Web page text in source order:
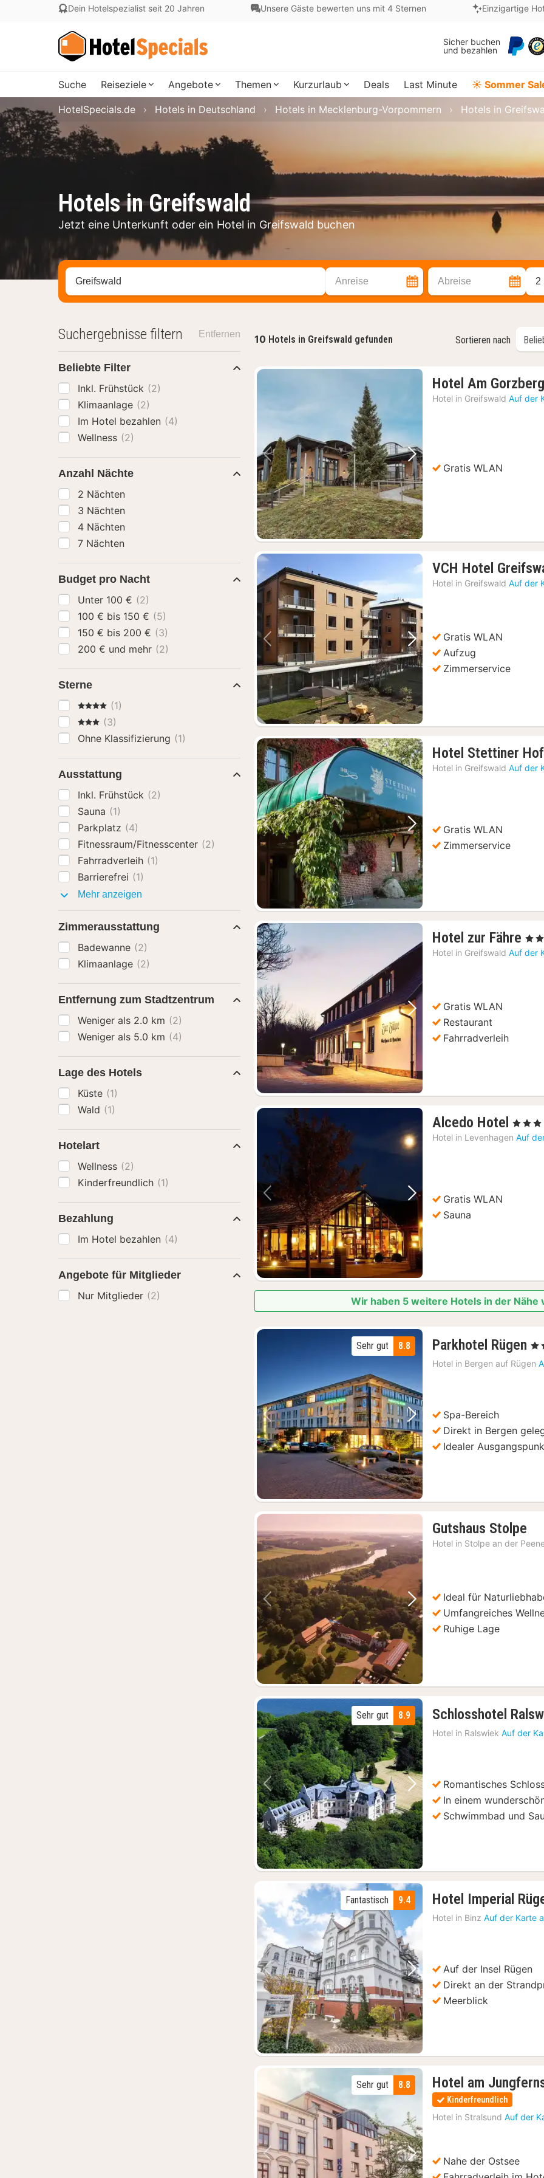
Dein Hotelspezialist seit 20 Jahren Unsere Gäste bewerten uns mit 4 Sternen Einzigartige
Sicher buchen
und bezahlen
Suche Reiseziele Angebote Themen Kurzurlaub Deals Last Minute ☀️ Sommer
Hotels in Greifswald
Jetzt eine Unterkunft oder ein Hotel in Greifswald buchen
HotelSpecials.de Hotels in Deutschland Hotels in Mecklenburg-Vorpommern Hotels in
Stadt, Region oder Hotel suchen Anreise Abreise 2
10 Hotels in Greifswald gefunden Sortieren nach
Vorheriges Bild Nächstes Bild
Hotel Am
Hotel in Greifswald Auf der
Gratis WLAN
Vorheriges Bild Nächstes Bild
VCH Hotel
Hotel in Greifswald Auf der
Gratis WLAN
Aufzug
Zimmerservice
Vorheriges Bild Nächstes Bild
Hotel Stettiner Hof1
Hotel in Greifswald Auf der
Gratis WLAN
Zimmerservice
Vorheriges Bild Nächstes Bild
Hotel zur Fähre 1
, 3
Hotel in Greifswald Auf der
Gratis WLAN
Restaurant
Fahrradverleih
Vorheriges Bild Nächstes Bild
Alcedo Hotel 1
, 3 Sterne
Hotel in Levenhagen Auf
Gratis WLAN
Sauna
Wir haben 5 weitere Hotels in der Nähe
Vorheriges Bild Nächstes Bild
8.8
Sehr gut Parkhotel Rügen 3
ab
, 4
Hotel in Bergen auf Rügen
Spa-Bereich
Direkt in Bergen
Idealer
Vorheriges Bild Nächstes Bild
Gutshaus Stolpe
Hotel in Stolpe an der
Ideal für
Umfangreiches
Ruhige Lage
Vorheriges Bild Nächstes Bild
8.9
Sehr gut Schlosshotel
Hotel in Ralswiek Auf der
Romantisches
In einem
Schwimmbad und
Vorheriges Bild Nächstes Bild
9.4
Fantastisch Hotel Imperial
Hotel in Binz Auf der Karte
Auf der Insel Rügen
Direkt an der
Meerblick
Vorheriges Bild Nächstes Bild
8.8
Sehr gut Hotel am
Kinderfreundlich
Hotel in Stralsund Auf der
Nahe der Ostsee
Suchergebnisse filtern Entfernen
Beliebte Filter
Inkl. Frühstück (2)
Klimaanlage (2)
Im Hotel bezahlen (4)
Wellness (2)
Anzahl Nächte
2 Nächten
3 Nächten
4 Nächten
7 Nächten
Budget pro Nacht
Unter 100 € (2)
100 € bis 150 € (5)
150 € bis 200 € (3)
200 € und mehr (2)
Sterne
4 Sterne(1)
3 Sterne
(3)
Ohne Klassifizierung (1)
Ausstattung
Inkl. Frühstück (2)
Sauna (1)
Parkplatz (4)
Fitnessraum/Fitnesscenter (2)
Fahrradverleih (1)
Barrierefrei (1)
Mehr anzeigen
Zimmerausstattung
Badewanne (2)
Klimaanlage (2)
Entfernung zum Stadtzentrum
Weniger als 2.0 km (2)
Weniger als 5.0 km (4)
Lage des Hotels
Küste (1)
Wald (1)
Hotelart
Wellness (2)
Kinderfreundlich (1)
Bezahlung
Im Hotel bezahlen (4)
Angebote für Mitglieder
Nur Mitglieder (2)